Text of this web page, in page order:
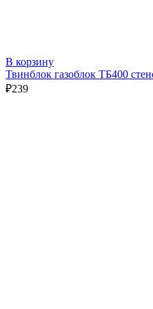
В корзину
Твинблок газоблок ТБ400
₽239